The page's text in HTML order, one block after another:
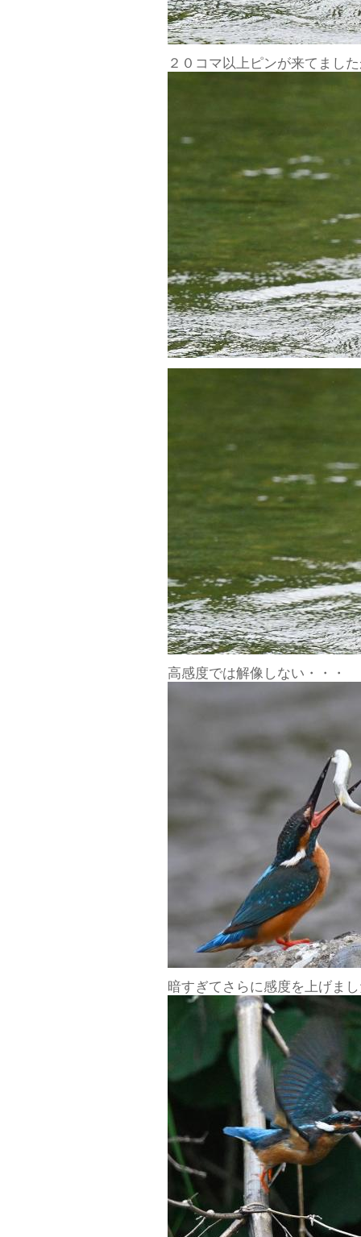
２０コマ以上ピンが来てまし
高感度では解像しない・・・
暗すぎてさらに感度を上げま